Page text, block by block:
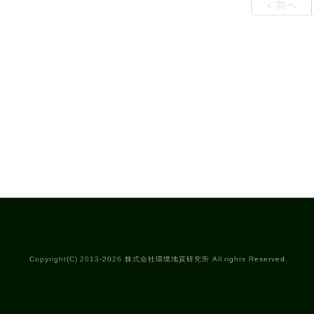
< 前へ
Copyright(C) 2013-2026 株式会社環境地質研究所 All rights Reserved.